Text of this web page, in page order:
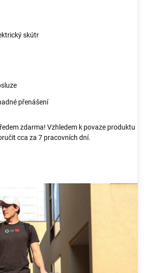
skútr
přenášení
zdarma! Vzhledem k povaze produktu
cca za 7 pracovních dní.